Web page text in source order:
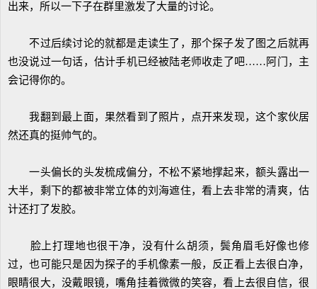
出来，所以一下子在群里激发了大量的讨论。
不过后续讨论的就都是走读生了，那个探子发了图之后就再
也没说过一句话，估计手机已经被陆老师收走了吧……阿门，主
会记得你的。
我翻到最上面，果然看到了照片，点开来发现，这个家伙居
然还真的挺帅气的。
一头偏长的头发梳成偏分，不松不紧地撑起来，额头露出一
大半，剩下的都被非常立体的刘海遮住，看上去非常的清爽，估
计还打了发胶。
脸上打理地也很干净，没有什么胡须，鬓角眉毛好像也修
过，也可能只是因为探子的手机像素一般，反正看上去很白净，
眼睛很大，没戴眼镜，嘴角挂着微微的笑容，看上去很自信，很